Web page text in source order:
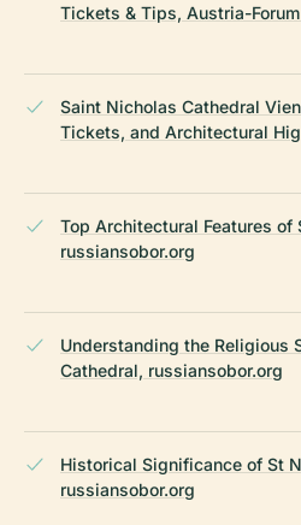
Tickets & Tips, Austria-Forum
Saint Nicholas Cathedral
Tickets, and Architectural
Top Architectural Features of
russiansobor.org
Understanding the Religious
Cathedral, russiansobor.org
Historical Significance of St
russiansobor.org